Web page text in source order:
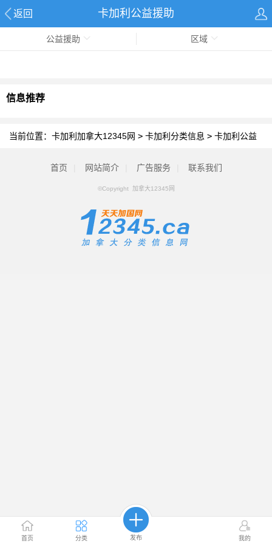
返回 卡加利公益援助
首页 分类 发布 我的
公益援助 区域
信息推荐
当前位置： 卡加利加拿大12345网 > 卡加利分类信息 > 卡加利公益
首页 网站简介 广告服务 联系我们
©Copyright 加拿大12345网